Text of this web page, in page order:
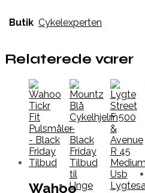
Butik Cykelexperten
Relaterede varer
Wahoo